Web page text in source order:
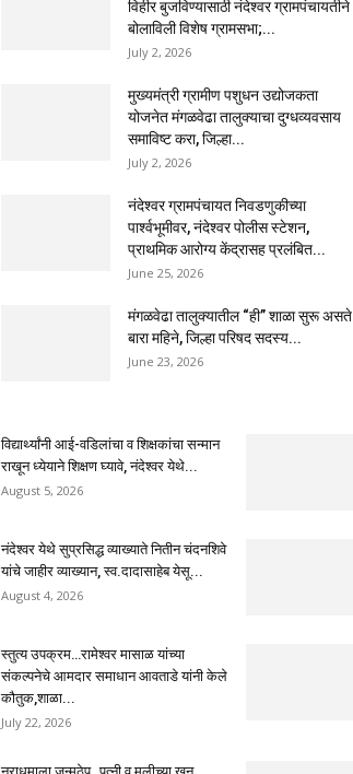
विहीर बुजविण्यासाठी नंदेश्वर ग्रामपंचायतीने
बोलाविली विशेष ग्रामसभा;...
July 2, 2026
मुख्यमंत्री ग्रामीण पशुधन उद्योजकता
योजनेत मंगळवेढा तालुक्याचा दुग्धव्यवसाय
समाविष्ट करा, जिल्हा...
July 2, 2026
नंदेश्वर ग्रामपंचायत निवडणुकीच्या
पार्श्वभूमीवर, नंदेश्वर पोलीस स्टेशन,
प्राथमिक आरोग्य केंद्रासह प्रलंबित...
June 25, 2026
मंगळवेढा तालुक्यातील “ही” शाळा सुरू असते
बारा महिने, जिल्हा परिषद सदस्य...
June 23, 2026
विद्यार्थ्यांनी आई-वडिलांचा व शिक्षकांचा सन्मान
राखून ध्येयाने शिक्षण घ्यावे, नंदेश्वर येथे...
August 5, 2026
नंदेश्वर येथे सुप्रसिद्ध व्याख्याते नितीन चंदनशिवे
यांचे जाहीर व्याख्यान, स्व.दादासाहेब येसू...
August 4, 2026
स्तुत्य उपक्रम…रामेश्वर मासाळ यांच्या
संकल्पनेचे आमदार समाधान आवताडे यांनी केले
कौतुक,शाळा...
July 22, 2026